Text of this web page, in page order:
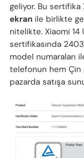
geliyor. Bu sertifika
ekran ile birlikte
nitelikte. Xiaomi 14
sertifikasında
model numaraları
telefonun hem Çin
pazarda satışa